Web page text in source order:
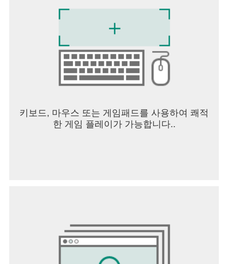
키보드, 마우스 또는 게임패드를 사용하여 쾌적
한 게임 플레이가 가능합니다..